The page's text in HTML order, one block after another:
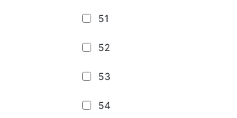
51
52
53
54